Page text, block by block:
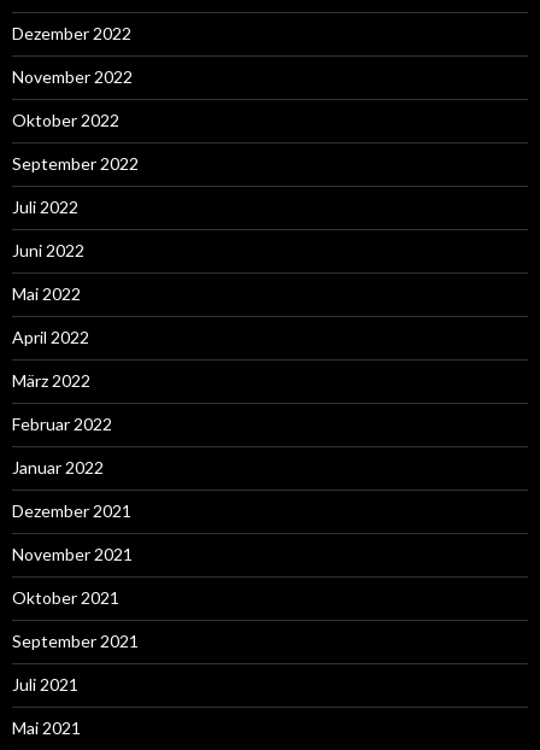
Dezember 2022
November 2022
Oktober 2022
September 2022
Juli 2022
Juni 2022
Mai 2022
April 2022
März 2022
Februar 2022
Januar 2022
Dezember 2021
November 2021
Oktober 2021
September 2021
Juli 2021
Mai 2021